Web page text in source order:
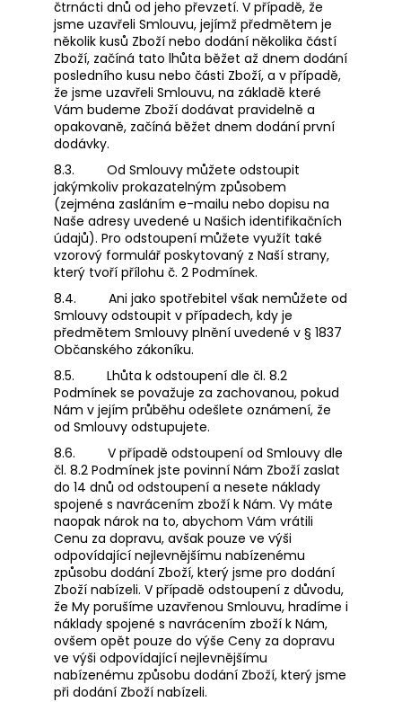
čtrnácti dnů od jeho převzetí. V případě, že
jsme uzavřeli Smlouvu, jejímž předmětem je
několik kusů Zboží nebo dodání několika částí
Zboží, začíná tato lhůta běžet až dnem dodání
posledního kusu nebo části Zboží, a v případě,
že jsme uzavřeli Smlouvu, na základě které
Vám budeme Zboží dodávat pravidelně a
opakovaně, začíná běžet dnem dodání první
dodávky.
8.3.
Od Smlouvy můžete odstoupit
jakýmkoliv prokazatelným způsobem
(zejména zasláním e-mailu nebo dopisu na
Naše adresy uvedené u Našich identifikačních
údajů). Pro odstoupení můžete využít také
vzorový formulář poskytovaný z Naší strany,
který tvoří přílohu č. 2 Podmínek.
8.4.
Ani jako spotřebitel však nemůžete od
Smlouvy odstoupit v případech, kdy je
předmětem Smlouvy plnění uvedené v § 1837
Občanského zákoníku.
8.5.
Lhůta k odstoupení dle čl. 8.2
Podmínek se považuje za zachovanou, pokud
Nám v jejím průběhu odešlete oznámení, že
od Smlouvy odstupujete.
8.6.
V případě odstoupení od Smlouvy dle
čl. 8.2 Podmínek jste povinní Nám Zboží zaslat
do 14 dnů od odstoupení a nesete náklady
spojené s navrácením zboží k Nám. Vy máte
naopak nárok na to, abychom Vám vrátili
Cenu za dopravu, avšak pouze ve výši
odpovídající nejlevnějšímu nabízenému
způsobu dodání Zboží, který jsme pro dodání
Zboží nabízeli. V případě odstoupení z důvodu,
že My porušíme uzavřenou Smlouvu, hradíme i
náklady spojené s navrácením zboží k Nám,
ovšem opět pouze do výše Ceny za dopravu
ve výši odpovídající nejlevnějšímu
nabízenému způsobu dodání Zboží, který jsme
při dodání Zboží nabízeli.